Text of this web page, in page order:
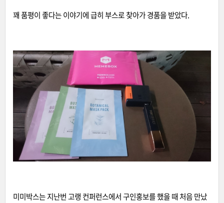
꽤 품평이 좋다는 이야기에 급히 부스로 찾아가 경품을 받았다.
미미박스는 지난번 고랭 컨퍼런스에서 구인홍보를 했을 때 처음 만났